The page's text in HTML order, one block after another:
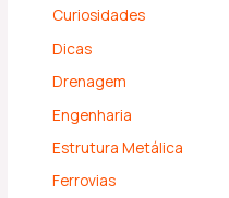
Curiosidades
Dicas
Drenagem
Engenharia
Estrutura Metálica
Ferrovias